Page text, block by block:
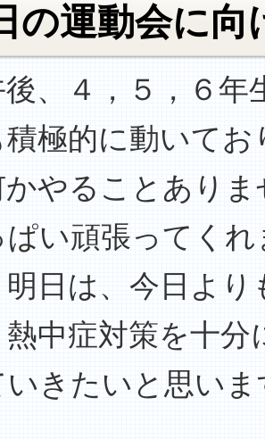
の運動会に
、４，５，６年
極的に動いて
かやることあり
ぱい頑張ってく
明日は、今日よ
中症対策を十
いきたいと思い